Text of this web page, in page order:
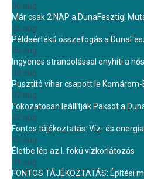
06 aug.
Már csak 2 NAP a DunaFesztig!
05 aug.
Példaértékű összefogás a
05 aug.
Ingyenes strandolással enyhíti a
03 aug.
Pusztító vihar csapott le
02 aug.
Fokozatosan leállítják Paksot a
02 aug.
Fontos tájékoztatás: Víz- és
02 aug.
Életbe lép az I. fokú vízkorlátozás
01 aug.
FONTOS TÁJÉKOZTATÁS: